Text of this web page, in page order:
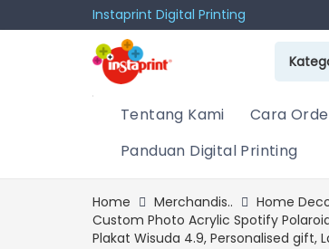
Instaprint Digital Printing
Tentang Kami Cara
Panduan Digital Printing
Home Merchandis..
Home
Custom Photo Acrylic Spotify
Plakat Wisuda 4.9, Personalised gift,